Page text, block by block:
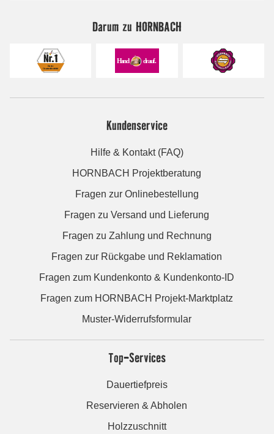
Darum zu HORNBACH
Kundenservice
Hilfe & Kontakt (FAQ)
HORNBACH Projektberatung
Fragen zur Onlinebestellung
Fragen zu Versand und Lieferung
Fragen zu Zahlung und Rechnung
Fragen zur Rückgabe und Reklamation
Fragen zum Kundenkonto & Kundenkonto-ID
Fragen zum HORNBACH Projekt-Marktplatz
Muster-Widerrufsformular
Top-Services
Dauertiefpreis
Reservieren & Abholen
Holzzuschnitt